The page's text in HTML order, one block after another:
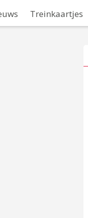
Treinkaartjes